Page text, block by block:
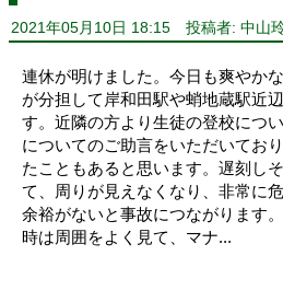
2021年05月10日 18:15 投稿者: 中山
連休が明けました。今日も爽やか
が分担して岸和田駅や蛸地蔵駅近
す。近隣の方より生徒の登校につ
についてのご助言をいただいてお
たこともあると思います。遅刻し
て、周りが見えなくなり、非常に
余裕がないと事故につながります
時は周囲をよく見て、マナ...